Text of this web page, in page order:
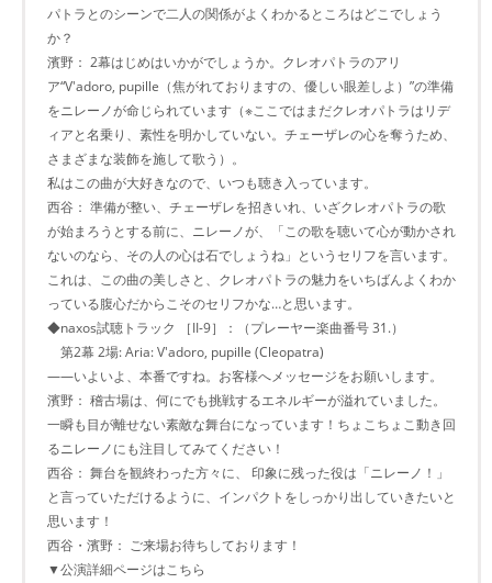
パトラとのシーンで二人の関係がよくわかるところはどこでしょう
か？
濱野： 2幕はじめはいかがでしょうか。クレオパトラのアリ
ア“V'adoro, pupille（焦がれておりますの、優しい眼差しよ）”の準備
をニレーノが命じられています（※ここではまだクレオパトラはリデ
ィアと名乗り、素性を明かしていない。チェーザレの心を奪うため、
さまざまな装飾を施して歌う）。
私はこの曲が大好きなので、いつも聴き入っています。
西谷： 準備が整い、チェーザレを招きいれ、いざクレオパトラの歌
が始まろうとする前に、ニレーノが、「この歌を聴いて心が動かされ
ないのなら、その人の心は石でしょうね」というセリフを言います。
これは、この曲の美しさと、クレオパトラの魅力をいちばんよくわか
っている腹心だからこそのセリフかな…と思います。
◆naxos試聴トラック ［II-9］：（プレーヤー楽曲番号 31.）
第2幕 2場: Aria: V'adoro, pupille (Cleopatra)
――いよいよ、本番ですね。お客様へメッセージをお願いします。
濱野： 稽古場は、何にでも挑戦するエネルギーが溢れていました。
一瞬も目が離せない素敵な舞台になっています！ちょこちょこ動き回
るニレーノにも注目してみてください！
西谷： 舞台を観終わった方々に、 印象に残った役は「ニレーノ！」
と言っていただけるように、インパクトをしっかり出していきたいと
思います！
西谷・濱野： ご来場お待ちしております！
▼公演詳細ページはこちら